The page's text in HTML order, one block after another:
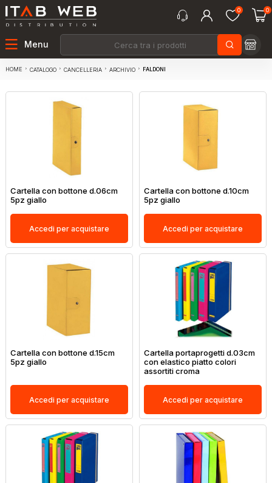
0 0
Menu
HOME CATALOGO CANCELLERIA ARCHIVIO FALDONI
Cartella con bottone d.06cm
5pz giallo
Accedi per acquistare
Cartella con bottone d.10cm
5pz giallo
Accedi per acquistare
Cartella con bottone d.15cm
5pz giallo
Accedi per acquistare
Cartella portaprogetti d.03cm
con elastico piatto colori
assortiti croma
Accedi per acquistare